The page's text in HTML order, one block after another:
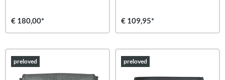
€ 180,00* € 109,95*
preloved preloved